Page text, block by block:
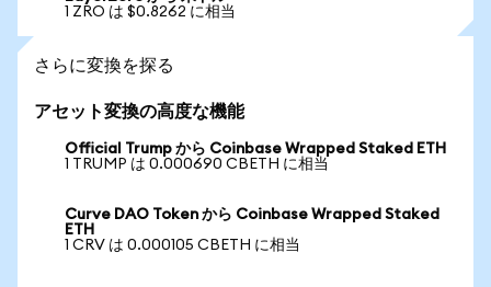
1 ZRO は $0.8262 に相当
さらに変換を探る
アセット変換の高度な機能
Official Trump から Coinbase Wrapped Staked ETH
1 TRUMP は 0.000690 CBETH に相当
Curve DAO Token から Coinbase Wrapped Staked
ETH
1 CRV は 0.000105 CBETH に相当